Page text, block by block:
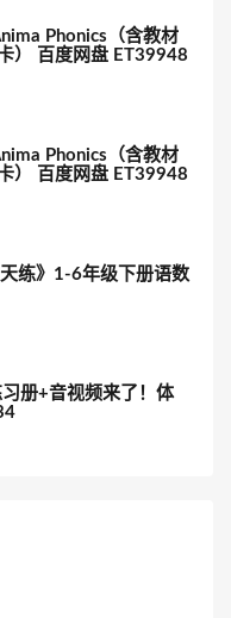
Phonics（含教材
） 百度网盘 ET39948
Phonics（含教材
） 百度网盘 ET39948
练》1-6年级下册语数
册+音视频来了！体